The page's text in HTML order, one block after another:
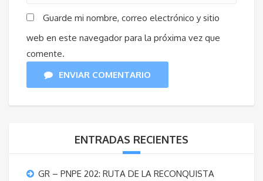
Guarde mi nombre, correo electrónico y sitio
web en este navegador para la próxima vez que
comente.
ENVIAR COMENTARIO
ENTRADAS RECIENTES
GR – PNPE 202: RUTA DE LA RECONQUISTA